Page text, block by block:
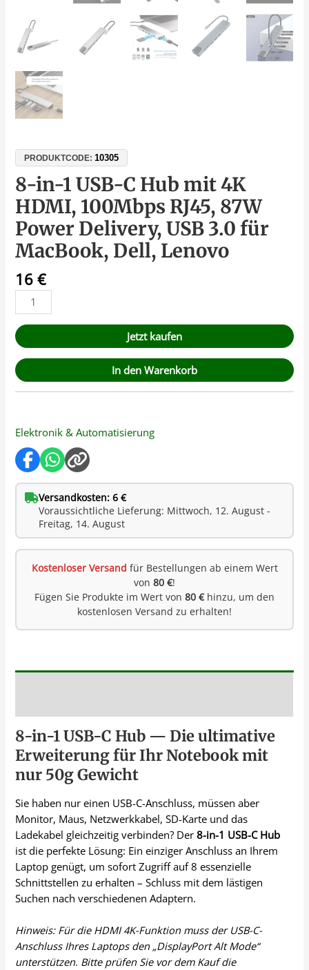
PRODUKTCODE:10305
8-in-1 USB-C Hub mit 4K
HDMI, 100Mbps RJ45, 87W
Power Delivery, USB 3.0 für
MacBook, Dell, Lenovo
16€
Jetzt kaufen
In den Warenkorb
Elektronik & Automatisierung
Versandkosten: 6 €
Voraussichtliche Lieferung: Mittwoch, 12. August -
Freitag, 14. August
Kostenloser Versand für Bestellungen ab einem Wert
von 80 €!
Fügen Sie Produkte im Wert von 80 €hinzu, um den
kostenlosen Versand zu erhalten!
8-in-1 USB-C Hub — Die ultimative
Erweiterung für Ihr Notebook mit
nur 50g Gewicht
Sie haben nur einen USB-C-Anschluss, müssen aber
Monitor, Maus, Netzwerkkabel, SD-Karte und das
Ladekabel gleichzeitig verbinden? Der8-in-1 USB-C Hub
ist die perfekte Lösung: Ein einziger Anschluss an Ihrem
Laptop genügt, um sofort Zugriff auf 8 essenzielle
Schnittstellen zu erhalten – Schluss mit dem lästigen
Suchen nach verschiedenen Adaptern.
Hinweis: Für die HDMI 4K-Funktion muss der USB-C-
Anschluss Ihres Laptops den „DisplayPort Alt Mode“
unterstützen. Bitte prüfen Sie vor dem Kauf die